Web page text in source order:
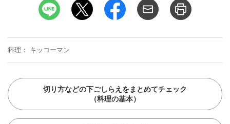
料理 キッコーマン
切り方などの下ごしらえをまとめてチェック
（料理の基本）